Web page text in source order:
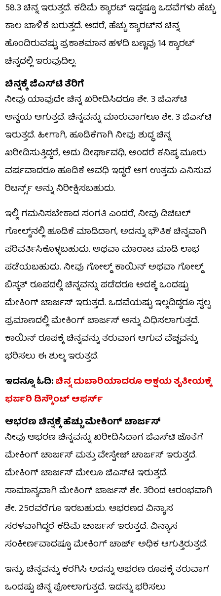
58.3 ಚಿನ್ನ ಇರುತ್ತದೆ. ಕಡಿಮೆ ಕ್ಯಾರಟ್ ಇದ್ದಷ್ಟೂ ಒಡವೆಗಳು ಹೆಚ್ಚು
ಕಾಲ ಬಾಳಿಕೆ ಬರುತ್ತದೆ. ಆದರೆ, ಹೆಚ್ಚು ಕ್ಯಾರಟ್​ನ ಚಿನ್ನ
ಹೊಂದಿರುವಷ್ಟು ಪ್ರಕಾಶಮಾನ ಹಳದಿ ಬಣ್ಣವು 14 ಕ್ಯಾರಟ್
ಚಿನ್ನದಲ್ಲಿ ಇರುವುದಿಲ್ಲ.
ಚಿನ್ನಕ್ಕೆ ಜಿಎಸ್​​ಟಿ ತೆರಿಗೆ
ನೀವು ಯಾವುದೇ ಚಿನ್ನ ಖರೀದಿಸಿದರೂ ಶೇ. 3 ಜಿಎಸ್​​ಟಿ
ಅನ್ವಯ ಆಗುತ್ತದೆ. ಚಿನ್ನವನ್ನು ಮಾರುವಾಗಲೂ ಶೇ. 3 ಜಿಎಸ್​​ಟಿ
ಇರುತ್ತದೆ. ಹೀಗಾಗಿ, ಹೂಡಿಕೆಗಾಗಿ ನೀವು ಶುದ್ಧ ಚಿನ್ನ
ಖರೀದಿಸುತ್ತಿದ್ದರೆ, ಅದು ದೀರ್ಘಾವಧಿ, ಅಂದರೆ ಕನಿಷ್ಠ ಮೂರು
ವರ್ಷವಾದರೂ ಹೂಡಿಕೆ ಅವಧಿ ಇದ್ದರೆ ಆಗ ಉತ್ತಮ ಎನಿಸುವ
ರಿಟರ್ನ್ಸ್ ಅನ್ನು ನಿರೀಕ್ಷಿಸಬಹುದು.
ಇಲ್ಲಿ ಗಮನಿಸಬೇಕಾದ ಸಂಗತಿ ಎಂದರೆ, ನೀವು ಡಿಜಿಟಲ್
ಗೋಲ್ಡ್​​ನಲ್ಲಿ ಹೂಡಿಕೆ ಮಾಡಿದಾಗ, ಅದನ್ನು ಭೌತಿಕ ಚಿನ್ನವಾಗಿ
ಪರಿವರ್ತಿಸಿಕೊಳ್ಳಬಹುದು. ಅಥವಾ ಮಾರಾಟ ಮಾಡಿ ಲಾಭ
ಪಡೆಯಬಹುದು. ನೀವು ಗೋಲ್ಡ್ ಕಾಯಿನ್ ಅಥವಾ ಗೋಲ್ಡ್
ಬಿಸ್ಕತ್ ರೂಪದಲ್ಲಿ ಚಿನ್ನವನ್ನು ಪಡೆದರೂ ಅದಕ್ಕೆ ಒಂದಷ್ಟು
ಮೇಕಿಂಗ್ ಚಾರ್ಜಸ್ ಇರುತ್ತದೆ. ಒಡವೆಯಷ್ಟು ಇಲ್ಲದಿದ್ದರೂ ಸ್ವಲ್ಪ
ಪ್ರಮಾಣದಲ್ಲಿ ಮೇಕಿಂಗ್ ಚಾರ್ಜಸ್ ಅನ್ನು ವಿಧಿಸಲಾಗುತ್ತದೆ.
ಕಾಯಿನ್ ರೂಪಕ್ಕೆ ಚಿನ್ನವನ್ನು ತರುವಾಗ ಆಗುವ ವೆಚ್ಚವನ್ನು
ಭರಿಸಲು ಈ ಶುಲ್ಕ ಇರುತ್ತದೆ.
ಇದನ್ನೂ ಓದಿ:ಚಿನ್ನ ದುಬಾರಿಯಾದರೂ ಅಕ್ಷಯ ತೃತೀಯಕ್ಕೆ
ಭರ್ಜರಿ ಡಿಸ್ಕೌಂಟ್ ಆಫರ್ಸ್
ಆಭರಣ ಚಿನ್ನಕ್ಕೆ ಹೆಚ್ಚು ಮೇಕಿಂಗ್ ಚಾರ್ಜಸ್
ನೀವು ಆಭರಣ ಚಿನ್ನವನ್ನು ಖರೀದಿಸಿದಾಗ ಜಿಎಸ್​​ಟಿ ಜೊತೆಗೆ
ಮೇಕಿಂಗ್ ಚಾರ್ಜಸ್ ಮತ್ತು ವೇಸ್ಟೇಜ್ ಚಾರ್ಜಸ್ ಇರುತ್ತದೆ.
ಮೇಕಿಂಗ್ ಚಾರ್ಜಸ್ ಮೇಲೂ ಜಿಎಸ್​​ಟಿ ಇರುತ್ತದೆ.
ಸಾಮಾನ್ಯವಾಗಿ ಮೇಕಿಂಗ್ ಚಾರ್ಜಸ್ ಶೇ. 3ರಿಂದ ಆರಂಭವಾಗಿ
ಶೇ. 25ರವರೆಗೂ ಇರಬಹುದು. ಆಭರಣದ ವಿನ್ಯಾಸ
ಸರಳವಾಗಿದ್ದರೆ ಕಡಿಮೆ ಚಾರ್ಜಸ್ ಇರುತ್ತದೆ. ವಿನ್ಯಾಸ
ಸಂಕೀರ್ಣವಾದಷ್ಟೂ ಮೇಕಿಂಗ್ ಚಾರ್ಜ್ ಅಧಿಕ ಆಗುತ್ತಿರುತ್ತದೆ.
ಇನ್ನು, ಚಿನ್ನವನ್ನು ಕರಗಿಸಿ ಅದನ್ನು ಆಭರಣ ರೂಪಕ್ಕೆ ತರುವಾಗ
ಒಂದಷ್ಟು ಚಿನ್ನ ಪೋಲಾಗುತ್ತದೆ. ಇದನ್ನು ಭರಿಸಲು